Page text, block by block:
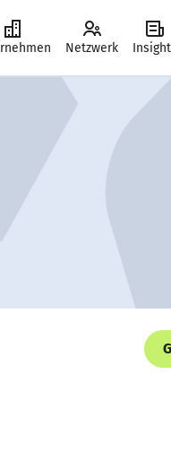
Netzwerk